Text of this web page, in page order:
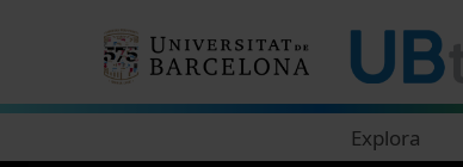
Explora